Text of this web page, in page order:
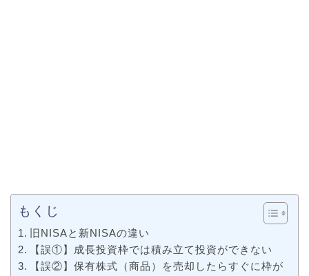
もくじ
旧NISAと新NISAの違い
【誤①】成長投資枠では積み立て投資ができない
【誤②】保有株式（商品）を売却したらすぐに枠が